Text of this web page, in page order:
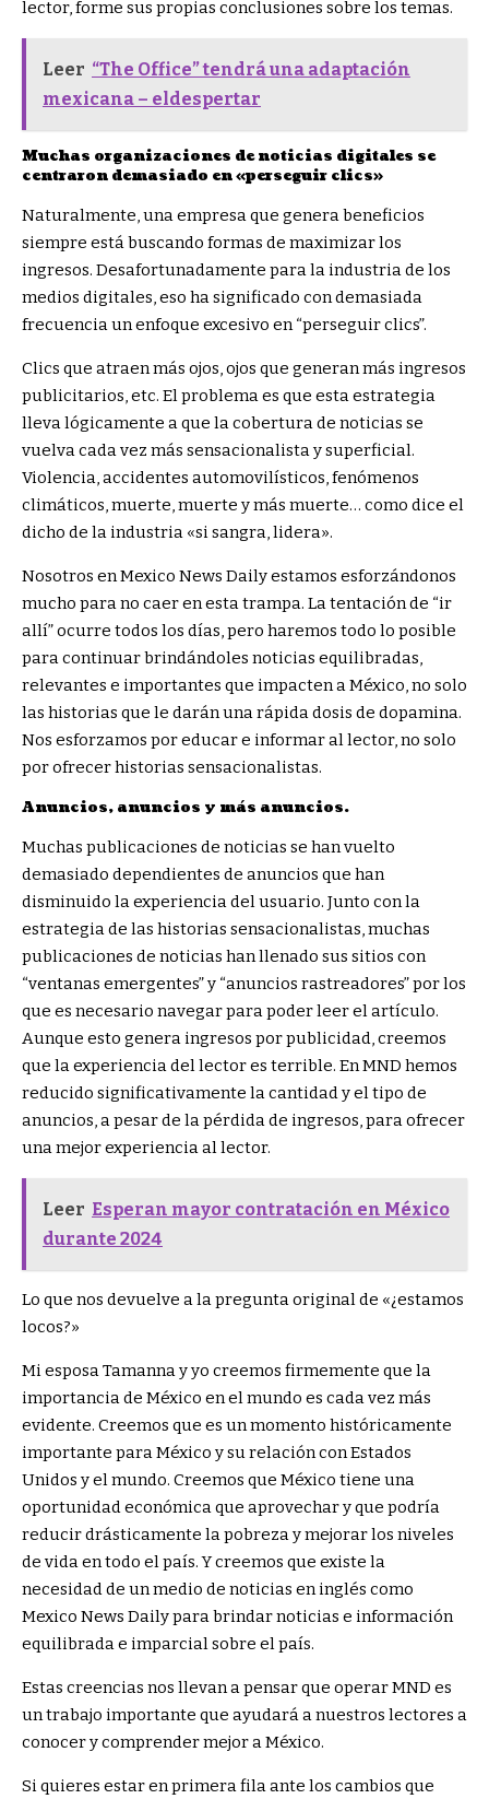
lector, forme sus propias conclusiones sobre los temas.
Leer “The Office” tendrá una adaptación
mexicana – eldespertar
Muchas organizaciones de noticias digitales se
centraron demasiado en «perseguir clics»
Naturalmente, una empresa que genera beneficios
siempre está buscando formas de maximizar los
ingresos. Desafortunadamente para la industria de los
medios digitales, eso ha significado con demasiada
frecuencia un enfoque excesivo en “perseguir clics”.
Clics que atraen más ojos, ojos que generan más ingresos
publicitarios, etc. El problema es que esta estrategia
lleva lógicamente a que la cobertura de noticias se
vuelva cada vez más sensacionalista y superficial.
Violencia, accidentes automovilísticos, fenómenos
climáticos, muerte, muerte y más muerte… como dice el
dicho de la industria «si sangra, lidera».
Nosotros en Mexico News Daily estamos esforzándonos
mucho para no caer en esta trampa. La tentación de “ir
allí” ocurre todos los días, pero haremos todo lo posible
para continuar brindándoles noticias equilibradas,
relevantes e importantes que impacten a México, no solo
las historias que le darán una rápida dosis de dopamina.
Nos esforzamos por educar e informar al lector, no solo
por ofrecer historias sensacionalistas.
Anuncios, anuncios y más anuncios.
Muchas publicaciones de noticias se han vuelto
demasiado dependientes de anuncios que han
disminuido la experiencia del usuario. Junto con la
estrategia de las historias sensacionalistas, muchas
publicaciones de noticias han llenado sus sitios con
“ventanas emergentes” y “anuncios rastreadores” por los
que es necesario navegar para poder leer el artículo.
Aunque esto genera ingresos por publicidad, creemos
que la experiencia del lector es terrible. En MND hemos
reducido significativamente la cantidad y el tipo de
anuncios, a pesar de la pérdida de ingresos, para ofrecer
una mejor experiencia al lector.
Leer Esperan mayor contratación en México
durante 2024
Lo que nos devuelve a la pregunta original de «¿estamos
locos?»
Mi esposa Tamanna y yo creemos firmemente que la
importancia de México en el mundo es cada vez más
evidente. Creemos que es un momento históricamente
importante para México y su relación con Estados
Unidos y el mundo. Creemos que México tiene una
oportunidad económica que aprovechar y que podría
reducir drásticamente la pobreza y mejorar los niveles
de vida en todo el país. Y creemos que existe la
necesidad de un medio de noticias en inglés como
Mexico News Daily para brindar noticias e información
equilibrada e imparcial sobre el país.
Estas creencias nos llevan a pensar que operar MND es
un trabajo importante que ayudará a nuestros lectores a
conocer y comprender mejor a México.
Si quieres estar en primera fila ante los cambios que